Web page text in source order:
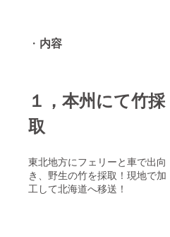
・ 内容
１，本州にて竹採
取
東北地方にフェリーと車で出向
き、野生の竹を採取！現地で加
工して北海道へ移送！